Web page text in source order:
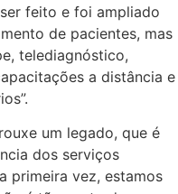
feito e foi ampliado
de pacientes, mas
telediagnóstico,
a distância e
um legado, que é
dos serviços
primeira vez, estamos